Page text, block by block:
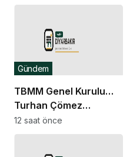
TBMM Genel Kurulu…
Turhan Çömez
hakkında başlatılan
soruşturma “kürsü
Gündem
12 saat önce